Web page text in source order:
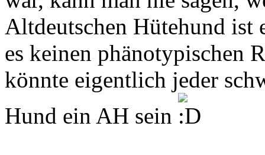
Altdeutschen Hütehund ist
es keinen phänotypischen
könnte eigentlich jeder
Hund ein AH sein